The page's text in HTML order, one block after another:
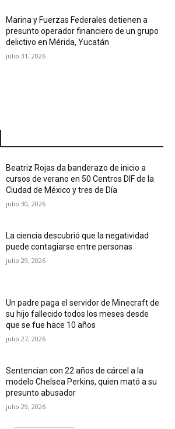
Marina y Fuerzas Federales detienen a
presunto operador financiero de un grupo
delictivo en Mérida, Yucatán
julio 31, 2026
Beatriz Rojas da banderazo de inicio a
cursos de verano en 50 Centros DIF de la
Ciudad de México y tres de Día
julio 30, 2026
La ciencia descubrió que la negatividad
puede contagiarse entre personas
julio 29, 2026
Un padre paga el servidor de Minecraft de
su hijo fallecido todos los meses desde
que se fue hace 10 años
julio 27, 2026
Sentencian con 22 años de cárcel a la
modelo Chelsea Perkins, quien mató a su
presunto abusador
julio 29, 2026